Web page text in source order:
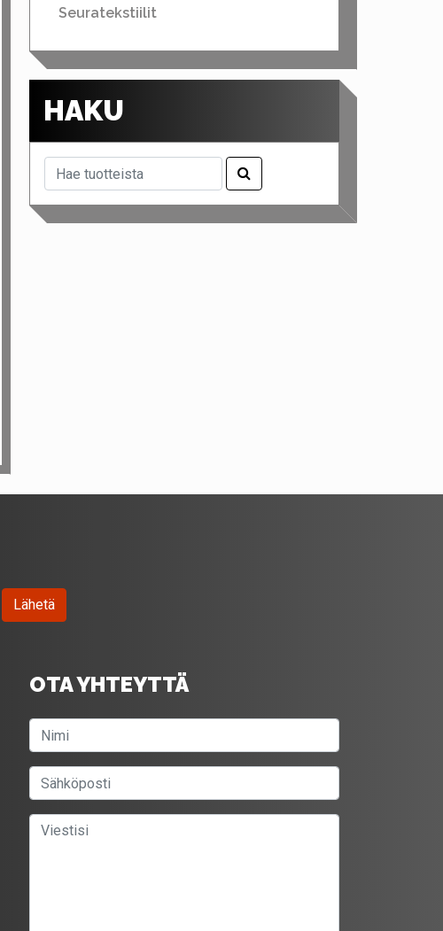
Seuratekstiilit
HAKU
Lähetä
OTA YHTEYTTÄ